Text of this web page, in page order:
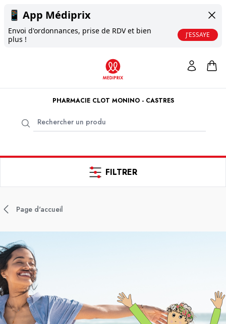
📱 App Médiprix
Envoi d'ordonnances, prise de RDV et bien
plus !
J'ESSAYE
PHARMACIE CLOT MONINO - CASTRES
FILTRER
Page d'accueil